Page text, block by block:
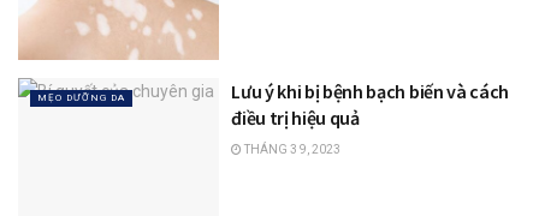
MẸO DƯỠNG DA
Lưu ý khi bị bệnh bạch biến và cách
điều trị hiệu quả
THÁNG 3 9, 2023